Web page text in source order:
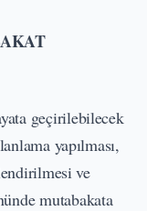
geçirilebilecek
yapılması,
ve
mutabakata